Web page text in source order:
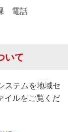
電話
いて
ステムを地域セ
イルをご覧くだ